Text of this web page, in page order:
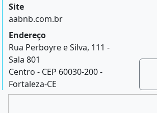
Site
aabnb.com.br
Endereço
Rua Perboyre e Silva, 111 -
Sala 801
Centro - CEP 60030-200 -
Fortaleza-CE